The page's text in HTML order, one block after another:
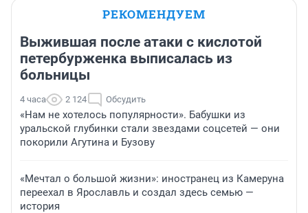
РЕКОМЕНДУЕМ
Выжившая после атаки с кислотой
петербурженка выписалась из
больницы
4 часа 2 124 Обсудить
«Нам не хотелось популярности». Бабушки из
уральской глубинки стали звездами соцсетей — они
покорили Агутина и Бузову
«Мечтал о большой жизни»: иностранец из Камеруна
переехал в Ярославль и создал здесь семью —
история